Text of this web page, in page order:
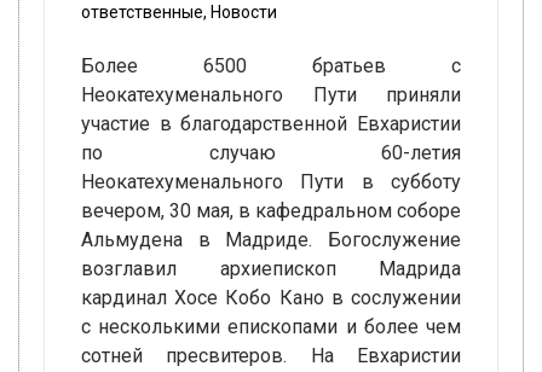
ответственные, Новости
Более 6500 братьев с
Неокатехуменального Пути приняли
участие в благодарственной Евхаристии
по случаю 60-летия
Неокатехуменального Пути в субботу
вечером, 30 мая, в кафедральном соборе
Альмудена в Мадриде. Богослужение
возглавил архиепископ Мадрида
кардинал Хосе Кобо Кано в сослужении
с несколькими епископами и более чем
сотней пресвитеров. На Евхаристии